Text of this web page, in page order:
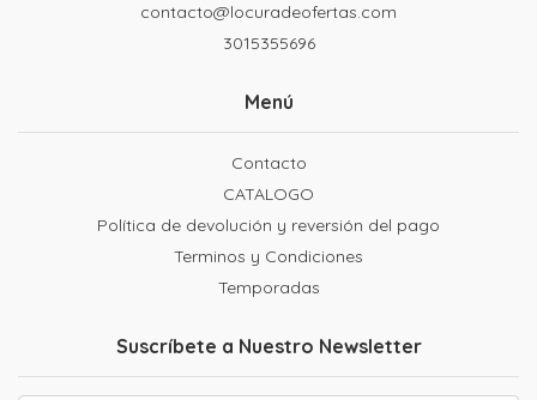
contacto@locuradeofertas.com
3015355696
Menú
Contacto
CATALOGO
Política de devolución y reversión del pago
Terminos y Condiciones
Temporadas
Suscríbete a Nuestro Newsletter